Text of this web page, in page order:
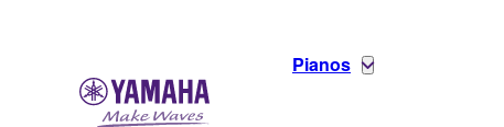
Pianos